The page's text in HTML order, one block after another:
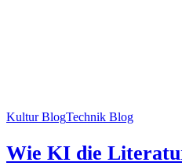
Kultur BlogTechnik Blog
Wie KI die